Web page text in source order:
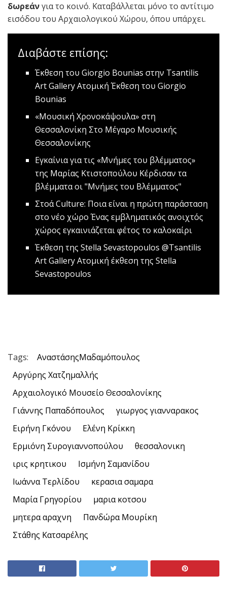
δωρεάνγια το κοινό. Καταβάλλεται μόνο το αντίτιμο
εισόδου του Αρχαιολογικού Χώρου, όπου υπάρχει.
Διαβάστε επίσης:
Έκθεση του Giorgio Bounias στην Tsantilis
Art GalleryΑτομική Έκθεση του Giorgio
Bounias
«Μουσική Χρονοκάψουλα» στη
Θεσσαλονίκη Στο Μέγαρο Μουσικής
Θεσσαλονίκης
Εγκαίνια για τις «Μνήμες του βλέμματος»
της Μαρίας Κτιστοπούλου Κέρδισαν τα
βλέμματα οι "Μνήμες του Βλέμματος"
Στοά Culture: Ποια είναι η πρώτη παράσταση
στο νέο χώρο Ένας εμβληματικός ανοιχτός
χώρος εγκαινιάζεται φέτος το καλοκαίρι
Έκθεση της Stella Sevastopoulos @Tsantilis
Art GalleryΑτομική έκθεση της Stella
Sevastopoulos
Tags:
ΑναστάσηςΜαδαμόπουλος
Αργύρης Χατζημαλλής
Αρχαιολογικό Μουσείο Θεσσαλονίκης
Γιάννης Παπαδόπουλος
γιωργος γιανναρακος
Ειρήνη Γκόνου
Ελένη Κρίκκη
Ερμιόνη Συρογιαννοπούλου
θεσσαλονικη
ιρις κρητικου
Ισμήνη Σαμανίδου
Ιωάννα Τερλίδου
κερασια σαμαρα
Μαρία Γρηγορίου
μαρια κοτσου
μητερα αραχνη
Πανδώρα Μουρίκη
Στάθης Κατσαρέλης